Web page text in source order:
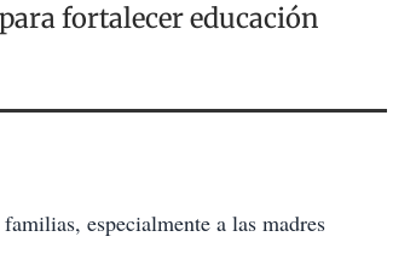
fortalecer educación
especialmente a las madres